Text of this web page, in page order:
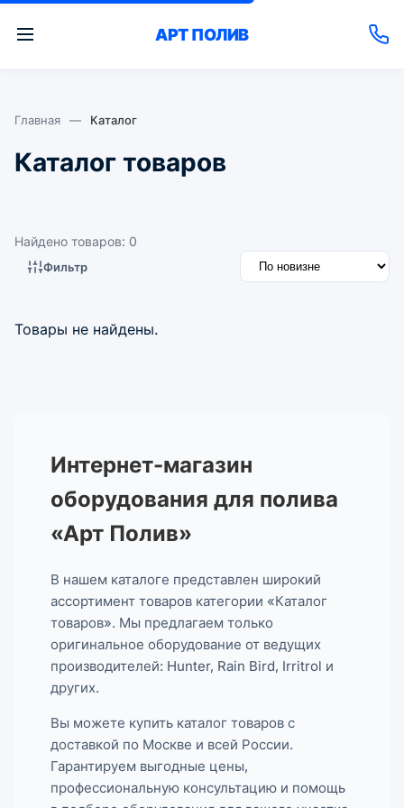
АРТ ПОЛИВ
Главная — Каталог
Каталог товаров
Найдено товаров: 0
Фильтр
Товары не найдены.
Интернет-магазин
оборудования для полива
«Арт Полив»
В нашем каталоге представлен широкий
ассортимент товаров категории «Каталог
товаров». Мы предлагаем только
оригинальное оборудование от ведущих
производителей: Hunter, Rain Bird, Irritrol и
других.
Вы можете купить каталог товаров с
доставкой по Москве и всей России.
Гарантируем выгодные цены,
профессиональную консультацию и помощь